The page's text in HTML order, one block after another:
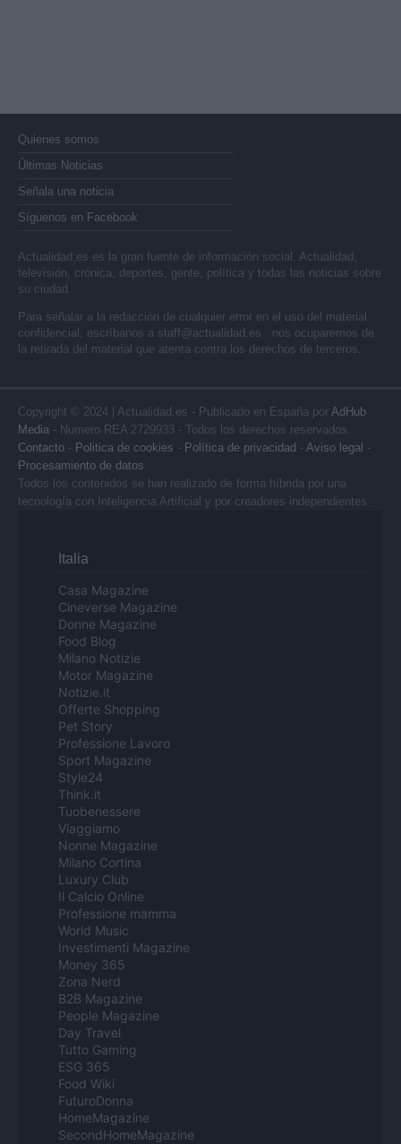
Quienes somos
Últimas Noticias
Señala una noticia
Síguenos en Facebook
Actualidad.es es la gran fuente de información social. Actualidad,
televisión, crónica, deportes, gente, política y todas las noticias sobre
su ciudad.
Para señalar a la redacción de cualquier error en el uso del material
confidencial, escríbanos a staff@actualidad.es : nos ocuparemos de
la retirada del material que atenta contra los derechos de terceros.
Copyright © 2024 | Actualidad.es - Publicado en España por AdHub
Media - Numero REA 2729933 - Todos los derechos reservados.
Contacto - Politica de cookies - Política de privacidad - Aviso legal -
Procesamiento de datos
Todos los contenidos se han realizado de forma híbrida por una
tecnología con Inteligencia Artificial y por creadores independientes
Italia
Casa Magazine
Cineverse Magazine
Donne Magazine
Food Blog
Milano Notizie
Motor Magazine
Notizie.it
Offerte Shopping
Pet Story
Professione Lavoro
Sport Magazine
Style24
Think.it
Tuobenessere
Viaggiamo
Nonne Magazine
Milano Cortina
Luxury Club
Il Calcio Online
Professione mamma
World Music
Investimenti Magazine
Money 365
Zona Nerd
B2B Magazine
People Magazine
Day Travel
Tutto Gaming
ESG 365
Food Wiki
FuturoDonna
HomeMagazine
SecondHomeMagazine